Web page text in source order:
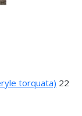
torquata) 22